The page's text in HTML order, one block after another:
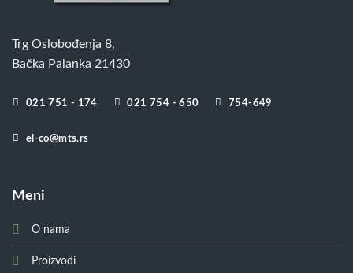
Trg Oslobođenja 8,
Bačka Palanka 21430
021 751 - 174 021 754 - 650 754-649
el-co@mts.rs
Meni
O nama
Proizvodi